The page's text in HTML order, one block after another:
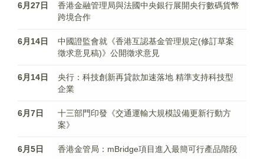
6月27日
香港金融管理局與法國中央銀行展開央行數碼貨幣
跨境合作
6月14日
中國證監會就《香港互認基金管理規定(修訂草案
徵求意見稿)》公開徵求意見
6月14日
央行：科技創新再貸款加速落地 精準支持科技型
企業
6月7日
十三部門印發《交通運輸大規模設備更新行動方
案》
6月5日 香港金管局：mBridge項目進入最簡可行產品階段